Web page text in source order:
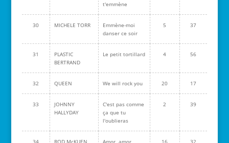
t'emmène
30 MICHELE TORR
Emmène-moi
danser ce soir
5 37
31
PLASTIC
BERTRAND
Le petit tortillard 4 56
32 QUEEN We will rock you 20 17
33
JOHNNY
HALLYDAY
C'est pas comme
ça que tu
l'oublieras
2 39
34 ROD McKUEN Amor, amor 16 32